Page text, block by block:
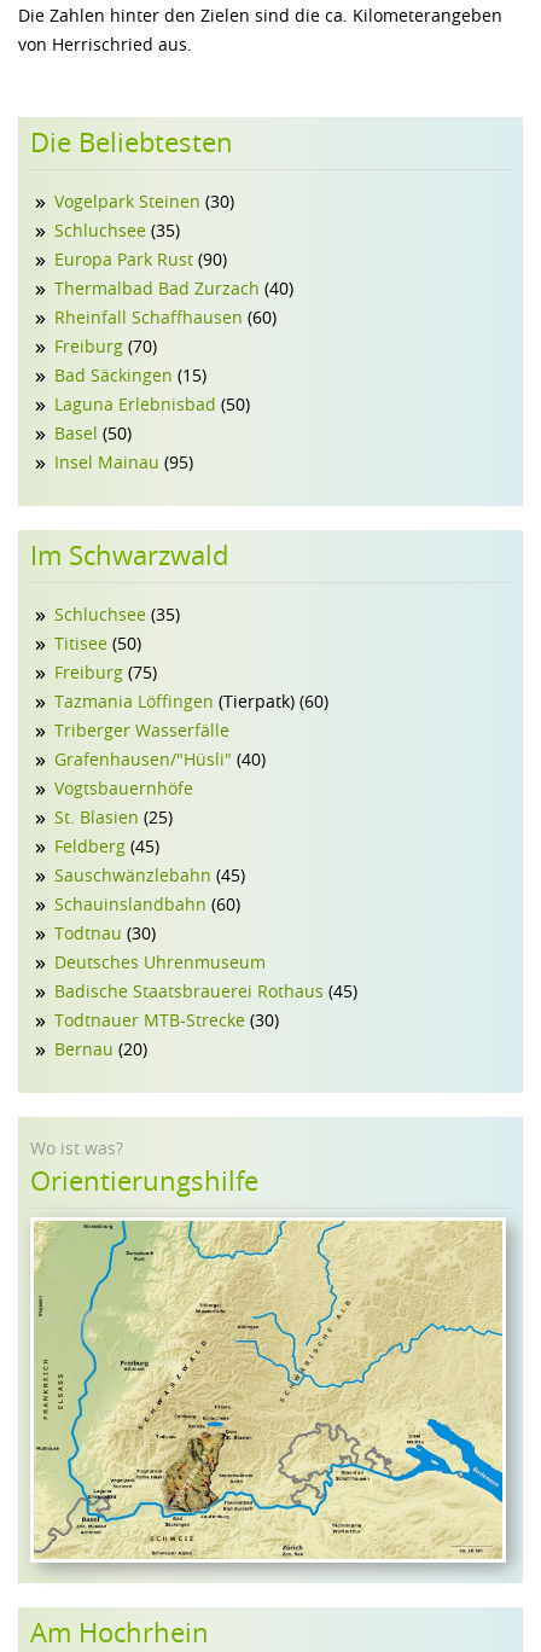
FAMILIE
Die Zahlen hinter den Zielen sind die ca. Kilometerangeben
von Herrischried aus.
Die Beliebtesten
Vogelpark Steinen (30)
Schluchsee (35)
Europa Park Rust (90)
Thermalbad Bad Zurzach (40)
Rheinfall Schaffhausen (60)
Freiburg (70)
Bad Säckingen (15)
Laguna Erlebnisbad (50)
Basel (50)
Insel Mainau (95)
Im Schwarzwald
Schluchsee (35)
Titisee (50)
Freiburg (75)
Tazmania Löffingen (Tierpatk) (60)
Triberger Wasserfälle
Grafenhausen/"Hüsli" (40)
Vogtsbauernhöfe
St. Blasien (25)
Feldberg (45)
Sauschwänzlebahn (45)
Schauinslandbahn (60)
Todtnau (30)
Deutsches Uhrenmuseum
Badische Staatsbrauerei Rothaus (45)
Todtnauer MTB-Strecke (30)
Bernau (20)
Wo ist was?
Orientierungshilfe
Am Hochrhein